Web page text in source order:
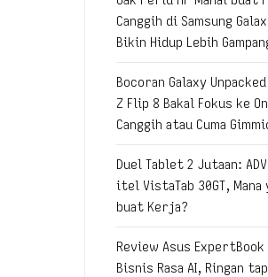
Canggih di Samsung
Bikin Hidup Lebih
Bocoran Galaxy
Z Flip 8 Bakal Fokus ke
Canggih atau Cuma
Duel Tablet 2 Jutaan:
itel VistaTab 30GT,
buat Kerja?
Review Asus ExpertBook
Bisnis Rasa AI, Ringan